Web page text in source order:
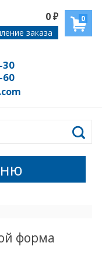
0
0₽
заказа
30
60
форма